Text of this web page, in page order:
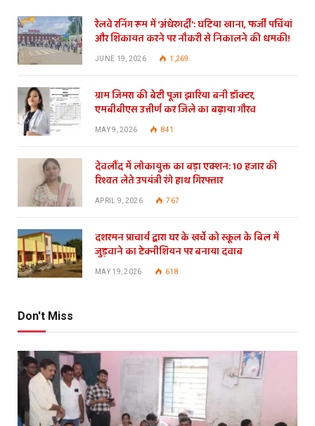
रेलवे रनिंग रूम में ‘अंधेरगर्दी’: घटिया खाना, फर्जी पर्चियां
और शिकायत करने पर नौकरी से निकालने की धमकी!
JUNE 19, 2026 1,269
ग्राम जिमरा की बेटी पूजा झारिया बनी डॉक्टर,
एमबीबीएस उत्तीर्ण कर जिले का बढ़ाया गौरव
MAY 9, 2026 841
देवलौंद में लोकायुक्त का बड़ा एक्शन: 10 हजार की
रिश्वत लेते उपयंत्री रंगे हाथ गिरफ्तार
APRIL 9, 2026 767
दशरमन प्राचार्य द्वारा घर के खर्चे को स्कूल के बिल में
जुड़वाने का टेक्नीशियन पर बनाया दवाब
MAY 19, 2026 618
Don't Miss